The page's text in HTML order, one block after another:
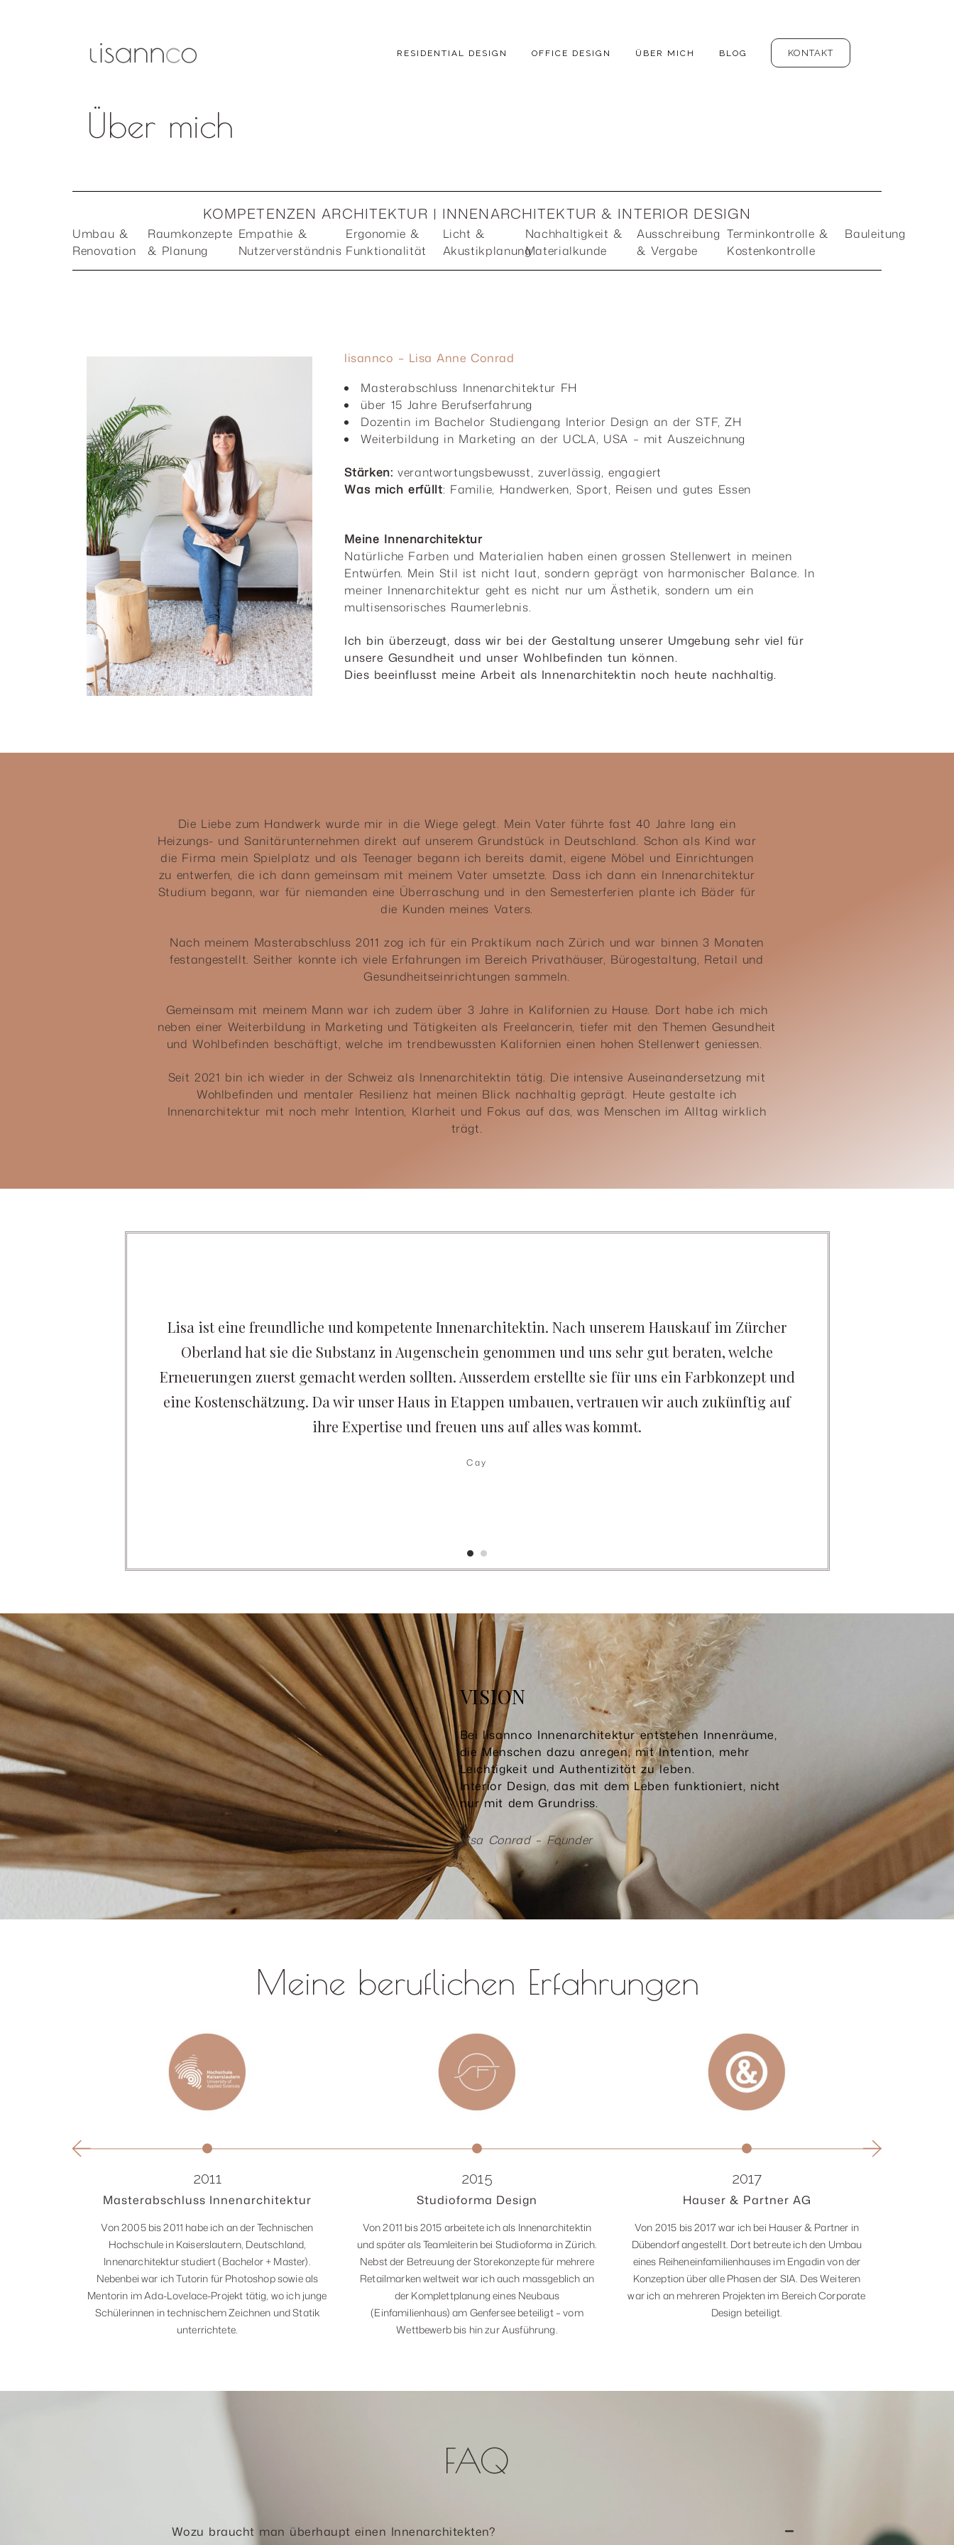
KONTAKT
RESIDENTIAL DESIGN OFFICE DESIGN ÜBER MICH BLOG
Über mich
KOMPETENZEN ARCHITEKTUR | INNENARCHITEKTUR & INTERIOR DESIGN
Umbau &
Renovation
Raumkonzepte
& Planung
Empathie &
Nutzerverständnis
Ergonomie &
Funktionalität
Licht &
Akustikplanung
Nachhaltigkeit &
Materialkunde
Ausschreibung
& Vergabe
Terminkontrolle &
Kostenkontrolle
Bauleitung
lisannco – Lisa Anne Conrad
Masterabschluss Innenarchitektur FH
über 15 Jahre Berufserfahrung
Dozentin im Bachelor Studiengang Interior Design an der STF, ZH
Weiterbildung in Marketing an der UCLA, USA – mit Auszeichnung
Stärken: verantwortungsbewusst, zuverlässig, engagiert
Was mich erfüllt: Familie, Handwerken, Sport, Reisen und gutes Essen
Meine Innenarchitektur
Natürliche Farben und Materialien haben einen grossen Stellenwert in meinen
Entwürfen. Mein Stil ist nicht laut, sondern geprägt von harmonischer Balance. In
meiner Innenarchitektur geht es nicht nur um Ästhetik, sondern um ein
multisensorisches Raumerlebnis.
Ich bin überzeugt, dass wir bei der Gestaltung unserer Umgebung sehr viel für
unsere Gesundheit und unser Wohlbefinden tun können.
Dies beeinflusst meine Arbeit als Innenarchitektin noch heute nachhaltig.
Die Liebe zum Handwerk wurde mir in die Wiege gelegt. Mein Vater führte fast 40 Jahre lang ein
Heizungs- und Sanitärunternehmen direkt auf unserem Grundstück in Deutschland. Schon als Kind war
die Firma mein Spielplatz und als Teenager begann ich bereits damit, eigene Möbel und Einrichtungen
zu entwerfen, die ich dann gemeinsam mit meinem Vater umsetzte. Dass ich dann ein Innenarchitektur
Studium begann, war für niemanden eine Überraschung und in den Semesterferien plante ich Bäder für
die Kunden meines Vaters.
Nach meinem Masterabschluss 2011 zog ich für ein Praktikum nach Zürich und war binnen 3 Monaten
festangestellt. Seither konnte ich viele Erfahrungen im Bereich Privathäuser, Bürogestaltung, Retail und
Gesundheitseinrichtungen sammeln.
Gemeinsam mit meinem Mann war ich zudem über 3 Jahre in Kalifornien zu Hause. Dort habe ich mich
neben einer Weiterbildung in Marketing und Tätigkeiten als Freelancerin, tiefer mit den Themen Gesundheit
und Wohlbefinden beschäftigt, welche im trendbewussten Kalifornien einen hohen Stellenwert geniessen.
Seit 2021 bin ich wieder in der Schweiz als Innenarchitektin tätig. Die intensive Auseinandersetzung mit
Wohlbefinden und mentaler Resilienz hat meinen Blick nachhaltig geprägt. Heute gestalte ich
Innenarchitektur mit noch mehr Intention, Klarheit und Fokus auf das, was Menschen im Alltag wirklich
trägt.
Lisa ist eine freundliche und kompetente Innenarchitektin. Nach unserem Hauskauf im Zürcher
Oberland hat sie die Substanz in Augenschein genommen und uns sehr gut beraten, welche
Erneuerungen zuerst gemacht werden sollten. Ausserdem erstellte sie für uns ein Farbkonzept und
eine Kostenschätzung. Da wir unser Haus in Etappen umbauen, vertrauen wir auch zukünftig auf
ihre Expertise und freuen uns auf alles was kommt.
Cay
VISION
Bei lisannco Innenarchitektur entstehen Innenräume,
die Menschen dazu anregen, mit Intention, mehr
Leichtigkeit und Authentizität zu leben.
Interior Design, das mit dem Leben funktioniert, nicht
nur mit dem Grundriss.
Lisa Conrad – Founder
Meine beruflichen Erfahrungen
2011
Masterabschluss Innenarchitektur
Von 2005 bis 2011 habe ich an der Technischen
Hochschule in Kaiserslautern, Deutschland,
Innenarchitektur studiert (Bachelor + Master).
Nebenbei war ich Tutorin für Photoshop sowie als
Mentorin im Ada-Lovelace-Projekt tätig, wo ich junge
Schülerinnen in technischem Zeichnen und Statik
unterrichtete.
2015
Studioforma Design
Von 2011 bis 2015 arbeitete ich als Innenarchitektin
und später als Teamleiterin bei Studioforma in Zürich.
Nebst der Betreuung der Storekonzepte für mehrere
Retailmarken weltweit war ich auch massgeblich an
der Komplettplanung eines Neubaus
(Einfamilienhaus) am Genfersee beteiligt – vom
Wettbewerb bis hin zur Ausführung.
2017
Hauser & Partner AG
Von 2015 bis 2017 war ich bei Hauser & Partner in
Dübendorf angestellt. Dort betreute ich den Umbau
eines Reiheneinfamilienhauses im Engadin von der
Konzeption über alle Phasen der SIA. Des Weiteren
war ich an mehreren Projekten im Bereich Corporate
Design beteiligt.
FAQ
Wozu braucht man überhaupt einen Innenarchitekten?